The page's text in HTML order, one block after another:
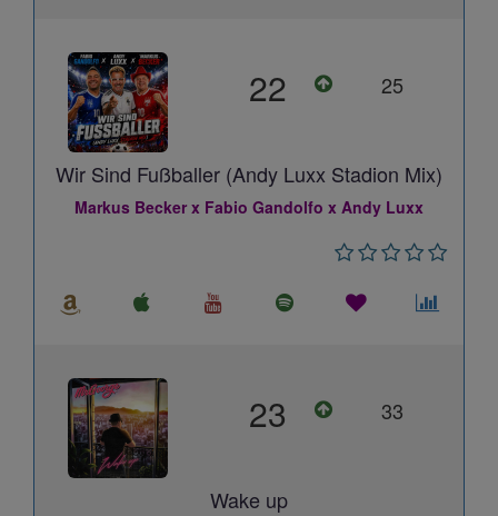
22 25
Wir Sind Fußballer (Andy Luxx Stadion Mix)
Markus Becker x Fabio Gandolfo x Andy Luxx
23 33
Wake up